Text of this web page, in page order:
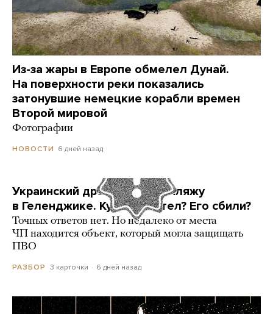
Из-за жары в Европе обмелел Дунай.
На поверхности реки показались
затонувшие немецкие корабли времен
Второй мировой
Фотографии
НОВОСТИ 6 дней назад
Украинский дрон попал по пляжу
в Геленджике. Куда он летел? Его сбили?
Точных ответов нет. Но недалеко от места
ЧП находится объект, который могла защищать
ПВО
РАЗБОР 3 карточки 6 дней назад